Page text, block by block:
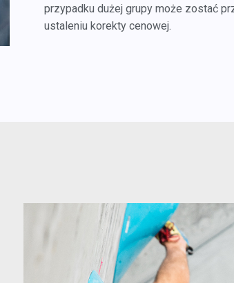
przypadku dużej grupy może zostać
ustaleniu korekty cenowej.